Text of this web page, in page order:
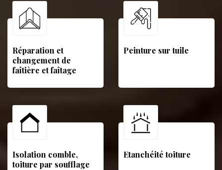
Réparation et
changement de
faîtière et faîtage
Peinture sur tuile
Isolation comble,
toiture par soufflage
Etanchéité toiture